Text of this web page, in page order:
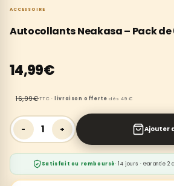
ACCESSOIRE
Autocollants Neakasa – Pack de
14,99€
16,99€TTC · livraison offerte dès 49 €
− 1 + Ajouter
Satisfait ou remboursé· 14 jours · Garantie 2